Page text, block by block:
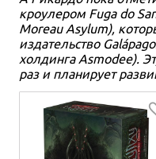
кроулером Fuga do
Moreau Asylum),
издательство
холдинга Asmodee).
раз и планирует